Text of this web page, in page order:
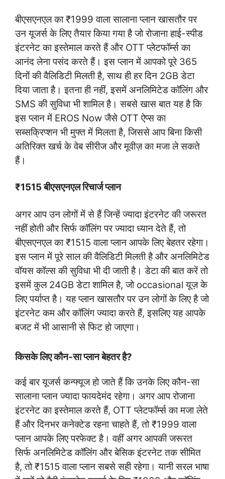
बीएसएनएल का ₹1999 वाला सालाना प्लान खासतौर पर
उन यूजर्स के लिए तैयार किया गया है जो रोजाना हाई-स्पीड
इंटरनेट का इस्तेमाल करते हैं और OTT प्लेटफॉर्म्स का
आनंद लेना पसंद करते हैं। इस प्लान में आपको पूरे 365
दिनों की वैलिडिटी मिलती है, साथ ही हर दिन 2GB डेटा
दिया जाता है। इतना ही नहीं, इसमें अनलिमिटेड कॉलिंग और
SMS की सुविधा भी शामिल है। सबसे खास बात यह है कि
इस प्लान में EROS Now जैसे OTT ऐप्स का
सब्सक्रिप्शन भी मुफ्त में मिलता है, जिससे आप बिना किसी
अतिरिक्त खर्च के वेब सीरीज और मूवीज़ का मजा ले सकते
हैं।
₹1515 बीएसएनएल रिचार्ज प्लान
अगर आप उन लोगों में से हैं जिन्हें ज्यादा इंटरनेट की जरूरत
नहीं होती और सिर्फ कॉलिंग पर ज्यादा ध्यान देते हैं, तो
बीएसएनएल का ₹1515 वाला प्लान आपके लिए बेहतर रहेगा।
इस प्लान में पूरे साल की वैलिडिटी मिलती है और अनलिमिटेड
वॉयस कॉल्स की सुविधा भी दी जाती है। डेटा की बात करें तो
इसमें कुल 24GB डेटा शामिल है, जो occasional यूज़ के
लिए पर्याप्त है। यह प्लान खासतौर पर उन लोगों के लिए है जो
इंटरनेट कम और कॉलिंग ज्यादा करते हैं, इसलिए यह आपके
बजट में भी आसानी से फिट हो जाएगा।
किसके लिए कौन-सा प्लान बेहतर है?
कई बार यूजर्स कन्फ्यूज हो जाते हैं कि उनके लिए कौन-सा
सालाना प्लान ज्यादा फायदेमंद रहेगा। अगर आप रोजाना
इंटरनेट का इस्तेमाल करते हैं, OTT प्लेटफॉर्म्स का मजा लेते
हैं और दिनभर कनेक्टेड रहना चाहते हैं, तो ₹1999 वाला
प्लान आपके लिए परफेक्ट है। वहीं अगर आपकी जरूरत
सिर्फ अनलिमिटेड कॉलिंग और बेसिक इंटरनेट तक सीमित
है, तो ₹1515 वाला प्लान सबसे सही रहेगा। यानी सरल भाषा